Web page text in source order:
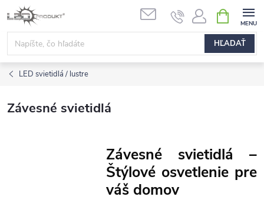
Prejsť
na
obsah
HĽADAŤ
KOŠÍK
LED svietidlá / lustre
Závesné svietidlá
Závesné svietidlá –
Štýlové osvetlenie pre
váš domov